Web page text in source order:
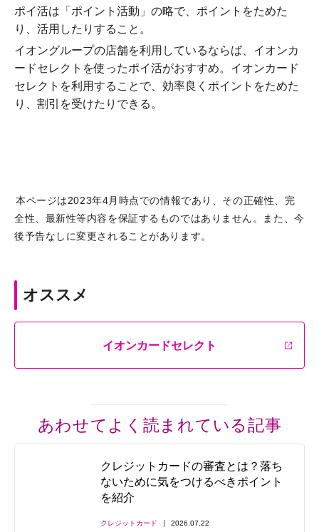
ポイ活は「ポイント活動」の略で、ポイントをためた
り、活用したりすること。
イオングループの店舗を利用しているならば、イオンカ
ードセレクトを使ったポイ活がおすすめ。イオンカード
セレクトを利用することで、効率良くポイントをためた
り、割引を受けたりできる。
本ページは2023年4月時点での情報であり、その正確性、完
全性、最新性等内容を保証するものではありません。また、今
後予告なしに変更されることがあります。
オススメ
イオンカードセレクト
あわせてよく読まれている記事
クレジットカードの審査とは？落ち
ないために気をつけるべきポイント
を紹介
クレジットカード 2026.07.22